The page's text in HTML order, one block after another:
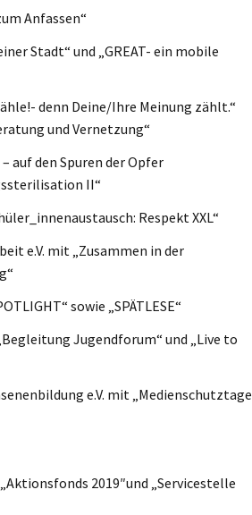
Anfassen“
Stadt“ und „GREAT- ein mobile
denn Deine/Ihre Meinung zählt.“
und Vernetzung“
auf den Spuren der Opfer
II“
Respekt XXL“
e.V. mit „Zusammen in der
sowie „SPÄTLESE“
Jugendforum“ und „Live to
e.V. mit „Medienschutztage
2019″und „Servicestelle